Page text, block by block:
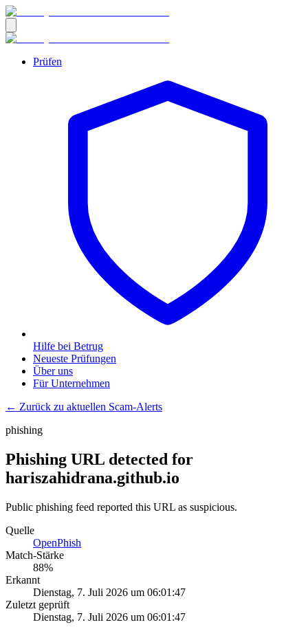
Prüfen
Hilfe bei Betrug
Neueste Prüfungen
Über uns
Für Unternehmen
← Zurück zu aktuellen Scam-Alerts
phishing
Phishing URL detected for
hariszahidrana.github.io
Public phishing feed reported this URL as suspicious.
Quelle
OpenPhish
Match-Stärke
88%
Erkannt
Dienstag, 7. Juli 2026 um 06:01:47
Zuletzt geprüft
Dienstag, 7. Juli 2026 um 06:01:47